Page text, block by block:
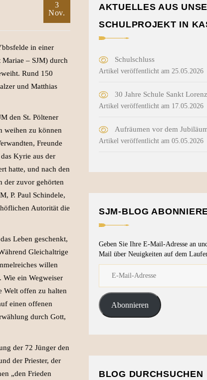
3
Nov.
in einer
– SJM) durch
Rund 150
und Matthias
den St. Pöltener
weihen zu können
Freunde
Kyrie aus der
hatte, und nach den
der zuvor gehörten
P. Paul Schindele,
Autorität die
Leben geschenkt,
Gleichaltrige
willen
Wie ein Wegweiser
Welt offen zu halten
einen offenen
durch Gott,
der 72 Jünger den
der Priester, der
„den Frieden
AKTUELLES AUS
SCHULPROJEKT IN
Schulschluss
Artikel veröffentlicht am 25.05.2026
30 Jahre Schule Sankt Lorenz
Artikel veröffentlicht am 17.05.2026
Aufräumen vor dem
Artikel veröffentlicht am 05.05.2026
SJM-BLOG
Geben Sie Ihre E-Mail-Adresse an
Mail über Neuigkeiten auf dem
Abonnieren
BLOG DURCHSUCHEN